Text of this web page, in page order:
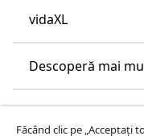
vidaXL
Descoperă mai
Făcând clic pe „Acceptați